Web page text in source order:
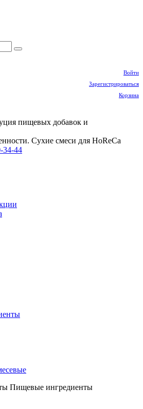
Войти
Зарегистрироваться
Корзина
пищевых добавок и
Сухие смеси для HoReCa
34-44
Пищевые ингредиенты